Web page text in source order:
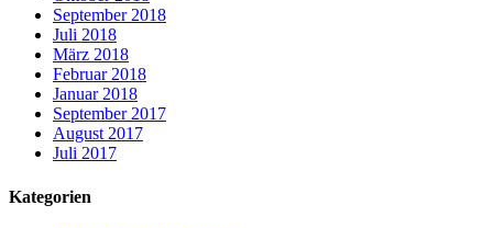
September 2018
Juli 2018
März 2018
Februar 2018
Januar 2018
September 2017
August 2017
Juli 2017
Kategorien